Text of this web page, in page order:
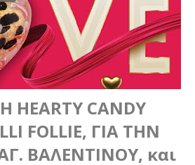
CANDY
FOLLIE, ΓΙΑ ΤΗΝ
ΒΑΛΕΝΤΙΝΟΥ, και